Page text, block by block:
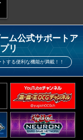
ム公式サポートア
プリ
する便利な機能が満載！！